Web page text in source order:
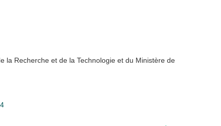
la Recherche et de la Technologie et du Ministère de